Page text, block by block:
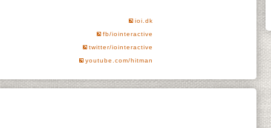
ioi.dk
fb/iointeractive
twitter/iointeractive
youtube.com/hitman